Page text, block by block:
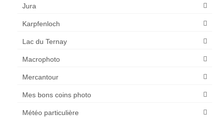
Jura
Karpfenloch
Lac du Ternay
Macrophoto
Mercantour
Mes bons coins photo
Météo particulière